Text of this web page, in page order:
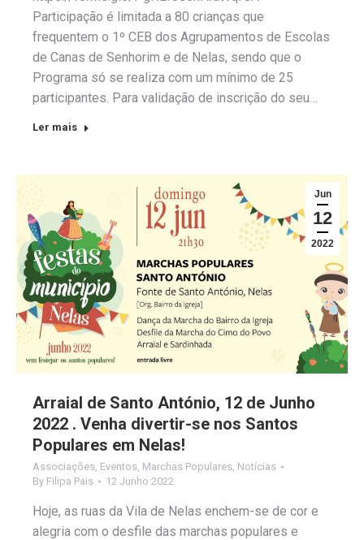
Participação é limitada a 80 crianças que
frequentem o 1º CEB dos Agrupamentos de Escolas
de Canas de Senhorim e de Nelas, sendo que o
Programa só se realiza com um mínimo de 25
participantes. Para validação de inscrição do seu…
Ler mais
Jun
12
2022
Arraial de Santo António, 12 de Junho
2022 . Venha divertir-se nos Santos
Populares em Nelas!
Associações Eventos Marchas Populares Notícias
By Filipa Pais 12 Junho 2022
Hoje, as ruas da Vila de Nelas enchem-se de cor e
alegria com o desfile das marchas populares e